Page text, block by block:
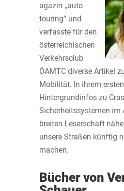
agazin „auto
touring“ und
verfasste für den
österreichischen
Verkehrsclub
ÖAMTC diverse Artikel
Mobilität. In ihrem
Hintergrundinfos zu
Sicherheitssystemen im
breiten Leserschaft
unsere Straßen künftig
machen.
Bücher von